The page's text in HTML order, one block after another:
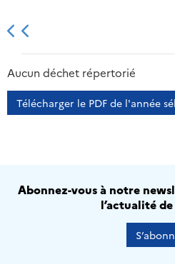
2013 2014
Aucun déchet répertorié
Télécharger le PDF de l'année
Abonnez-vous à notre
l’actualité